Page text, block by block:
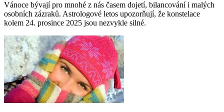
Vánoce bývají pro mnohé z nás časem dojetí, bilancování i malých
osobních zázraků. Astrologové letos upozorňují, že konstelace
kolem 24. prosince 2025 jsou nezvykle silné.